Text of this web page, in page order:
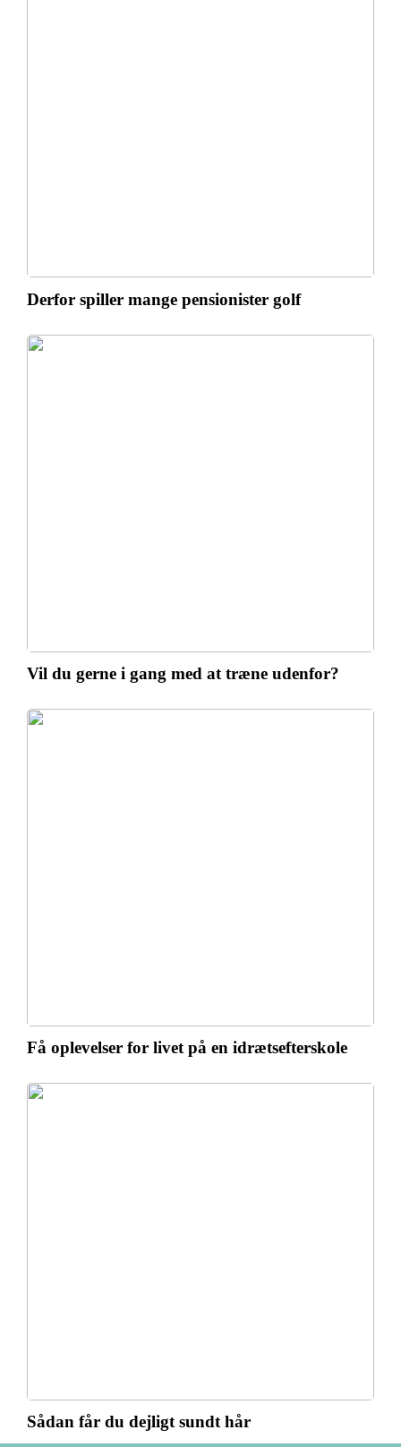
Derfor spiller mange pensionister golf
Vil du gerne i gang med at træne udenfor?
Få oplevelser for livet på en idrætsefterskole
Sådan får du dejligt sundt hår